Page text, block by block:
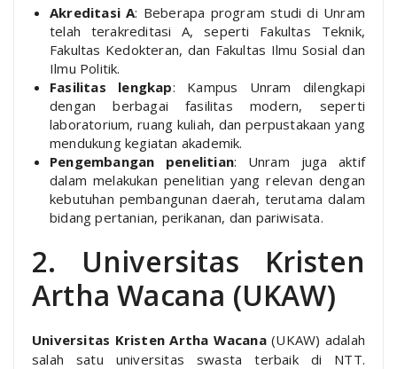
Akreditasi A: Beberapa program studi di Unram
telah terakreditasi A, seperti Fakultas Teknik,
Fakultas Kedokteran, dan Fakultas Ilmu Sosial dan
Ilmu Politik.
Fasilitas lengkap: Kampus Unram dilengkapi
dengan berbagai fasilitas modern, seperti
laboratorium, ruang kuliah, dan perpustakaan yang
mendukung kegiatan akademik.
Pengembangan penelitian: Unram juga aktif
dalam melakukan penelitian yang relevan dengan
kebutuhan pembangunan daerah, terutama dalam
bidang pertanian, perikanan, dan pariwisata.
2. Universitas Kristen
Artha Wacana (UKAW)
Universitas Kristen Artha Wacana(UKAW) adalah
salah satu universitas swasta terbaik di NTT.